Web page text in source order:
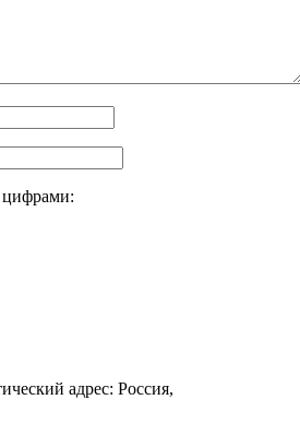
цифрами:
адрес: Россия,